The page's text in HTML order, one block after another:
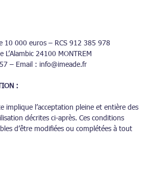
10 000 euros – RCS 912 385 978
24100 MONTREM
– Email : info@imeade.fr
:
implique l’acceptation pleine et entière des
décrites ci-après. Ces conditions
d’être modifiées ou complétées à tout